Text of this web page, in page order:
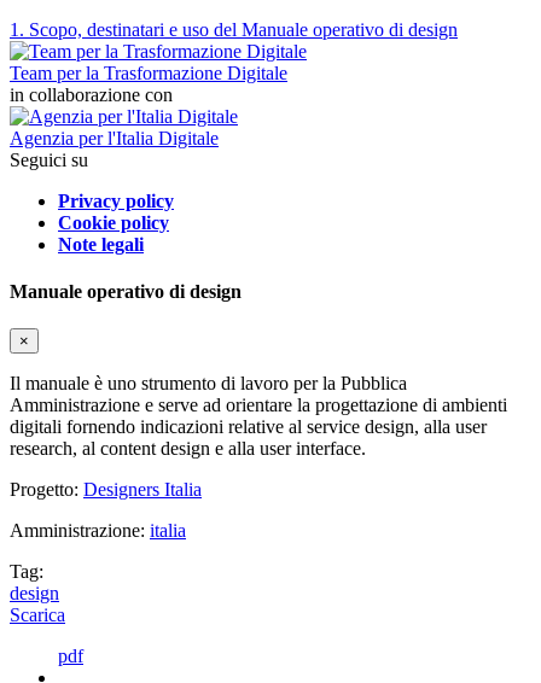
1. Scopo, destinatari e uso del Manuale operativo di design
Team per la Trasformazione Digitale
in collaborazione con
Agenzia per l'Italia Digitale
Seguici su
Privacy policy
Cookie policy
Note legali
Manuale operativo di design
×
Il manuale è uno strumento di lavoro per la Pubblica
Amministrazione e serve ad orientare la progettazione di ambienti
digitali fornendo indicazioni relative al service design, alla user
research, al content design e alla user interface.
Progetto: Designers Italia
Amministrazione: italia
Tag:
design
Scarica
pdf